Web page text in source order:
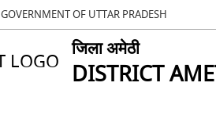
GOVERNMENT OF UTTAR PRADESH
जिला अमेठी
DISTRICT